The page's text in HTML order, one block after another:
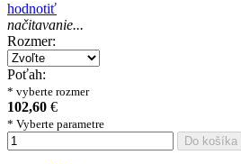
hodnotiť
načitavanie...
Rozmer:
Poťah:
* vyberte rozmer
102,60 €
* Vyberte parametre
Do košíka